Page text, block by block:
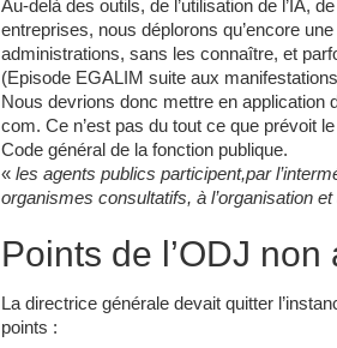
Au-delà des outils, de l’utilisation de l’IA,
entreprises, nous déplorons qu’encore
administrations, sans les connaître, et
(Episode EGALIM suite aux
Nous devrions donc mettre en application
com. Ce n’est pas du tout ce que prévoit
Code général de la fonction publique.
« les agents publics participent,par
organismes consultatifs, à l’organisation
Points de l’ODJ non
La directrice générale devait quitter
points :